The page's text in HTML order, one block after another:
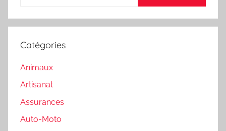
Catégories
Animaux
Artisanat
Assurances
Auto-Moto